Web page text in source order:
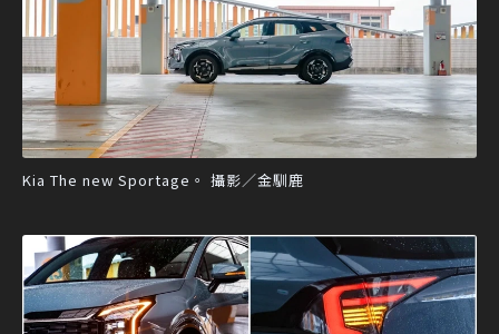
Kia The new Sportage。 攝影／金馴鹿